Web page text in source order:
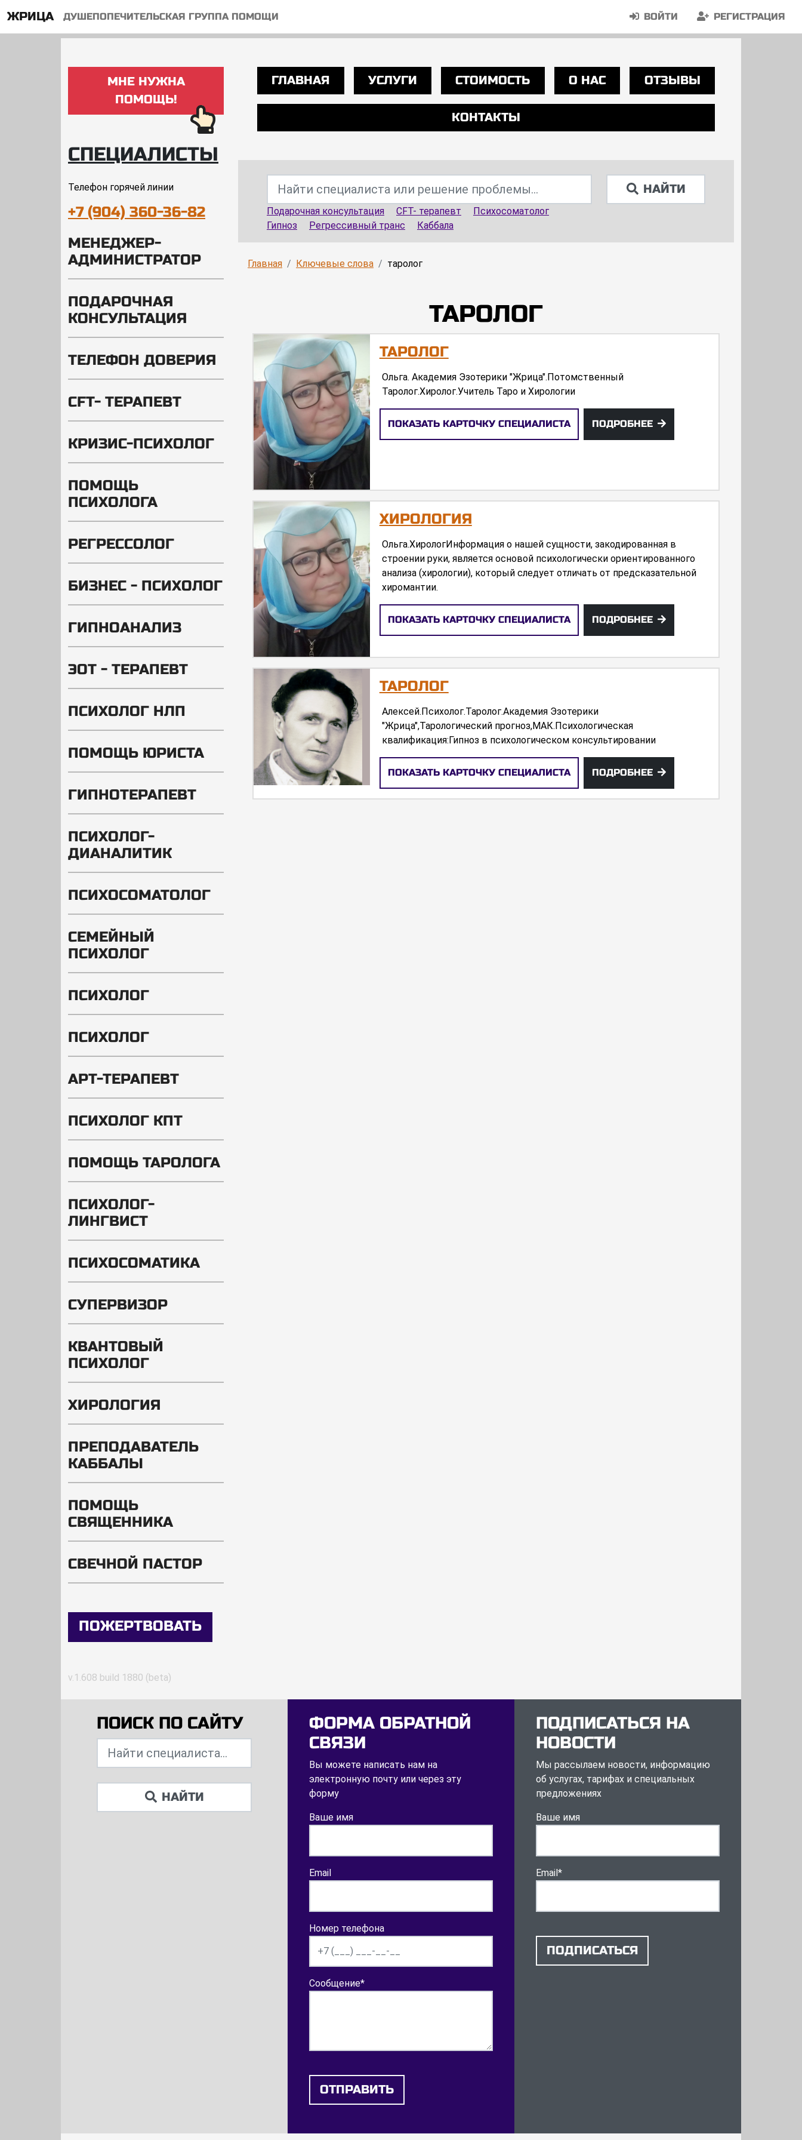
ЖРИЦА ДУШЕПОПЕЧИТЕЛЬСКАЯ ГРУППА ПОМОЩИ ВОЙТИ РЕГИСТРАЦИЯ
МНЕ НУЖНА
ПОМОЩЬ!
СПЕЦИАЛИСТЫ
Телефон горячей линии
+7 (904) 360-36-82
МЕНЕДЖЕР-
АДМИНИСТРАТОР
ПОДАРОЧНАЯ
КОНСУЛЬТАЦИЯ
ТЕЛЕФОН ДОВЕРИЯ
CFT- ТЕРАПЕВТ
КРИЗИС-ПСИХОЛОГ
ПОМОЩЬ
ПСИХОЛОГА
РЕГРЕССОЛОГ
БИЗНЕС - ПСИХОЛОГ
ГИПНОАНАЛИЗ
ЭОТ - ТЕРАПЕВТ
ПСИХОЛОГ НЛП
ПОМОЩЬ ЮРИСТА
ГИПНОТЕРАПЕВТ
ПСИХОЛОГ-
ДИАНАЛИТИК
ПСИХОСОМАТОЛОГ
СЕМЕЙНЫЙ
ПСИХОЛОГ
ПСИХОЛОГ
ПСИХОЛОГ
АРТ-ТЕРАПЕВТ
ПСИХОЛОГ КПТ
ПОМОЩЬ ТАРОЛОГА
ПСИХОЛОГ-
ЛИНГВИСТ
ПСИХОСОМАТИКА
СУПЕРВИЗОР
КВАНТОВЫЙ
ПСИХОЛОГ
ХИРОЛОГИЯ
ПРЕПОДАВАТЕЛЬ
КАББАЛЫ
ПОМОЩЬ
СВЯЩЕННИКА
СВЕЧНОЙ ПАСТОР
ПОЖЕРТВОВАТЬ
v.1.608 build 1880 (beta)
ГЛАВНАЯ УСЛУГИ СТОИМОСТЬ О НАС ОТЗЫВЫ
КОНТАКТЫ
Подарочная консультация CFT- терапевт
Психосоматолог
Гипноз
Регрессивный транс Каббала
НАЙТИ
Главная Ключевые слова таролог
ТАРОЛОГ
ТАРОЛОГ
Ольга. Академия Эзотерики "Жрица".Потомственный
Таролог.Хиролог.Учитель Таро и Хирологии
ПОКАЗАТЬ КАРТОЧКУ СПЕЦИАЛИСТА ПОДРОБНЕЕ
ХИРОЛОГИЯ
Ольга.ХирологИнформация о нашей сущности, закодированная в
строении руки, является основой психологически ориентированного
анализа (хирологии), который следует отличать от предсказательной
хиромантии.
ПОКАЗАТЬ КАРТОЧКУ СПЕЦИАЛИСТА ПОДРОБНЕЕ
ТАРОЛОГ
Алексей.Психолог.Таролог.Академия Эзотерики
"Жрица",Тарологический прогноз,МАК.Психологическая
квалификация:Гипноз в психологическом консультировании
ПОКАЗАТЬ КАРТОЧКУ СПЕЦИАЛИСТА ПОДРОБНЕЕ
ПОИСК ПО САЙТУ
НАЙТИ
ФОРМА ОБРАТНОЙ
СВЯЗИ
Вы можете написать нам на
электронную почту или через эту
форму
Ваше имя
Email
Номер телефона
Сообщение*
ОТПРАВИТЬ
ПОДПИСАТЬСЯ НА
НОВОСТИ
Мы рассылаем новости, информацию
об услугах, тарифах и специальных
предложениях
Ваше имя
Email*
ПОДПИСАТЬСЯ